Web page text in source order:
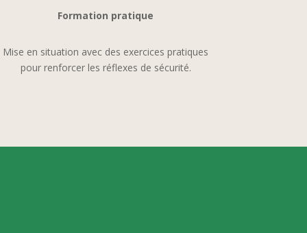
Formation pratique
Mise en situation avec des exercices pratiques
pour renforcer les réflexes de sécurité.